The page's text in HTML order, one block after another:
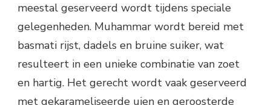
meestal geserveerd wordt tijdens speciale
gelegenheden. Muhammar wordt bereid met
basmati rijst, dadels en bruine suiker, wat
resulteert in een unieke combinatie van zoet
en hartig. Het gerecht wordt vaak geserveerd
met gekarameliseerde uien en geroosterde